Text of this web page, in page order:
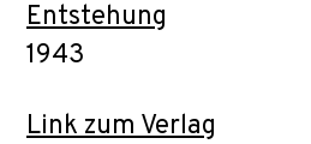
Entstehung
1943
Link zum Verlag